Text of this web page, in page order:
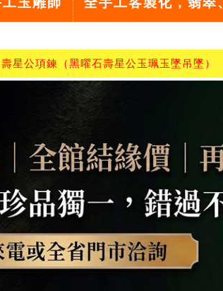
壽星公項鍊（黑曜石壽星公玉珮玉墜吊墜）